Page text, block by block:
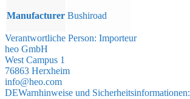
Manufacturer Bushiroad
Verantwortliche Person: Importeur
heo GmbH
West Campus 1
76863 Herxheim
info@heo.com
DEWarnhinweise und Sicherheitsinformationen: